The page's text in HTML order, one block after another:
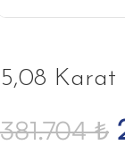
5,08 Karat
381.704₺